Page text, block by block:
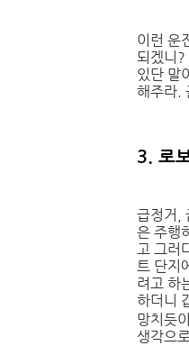
이런 운
되겠니?
있단 말
해주라.
3. 로
급정거,
은 주행
고 그러
트 단지
려고 하
하더니
망치듯
생각으